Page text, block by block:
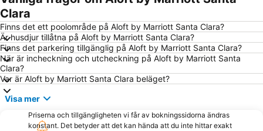
Clara
Finns det ett poolområde på Aloft by Marriott Santa Clara?
Är husdjur tillåtna på Aloft by Marriott Santa Clara?
Finns det parkering tillgänglig på Aloft by Marriott Santa Clara?
När är incheckning och utcheckning på Aloft by Marriott Santa
Clara?
Var är Aloft by Marriott Santa Clara beläget?
Visa mer
Priserna och tillgängligheten vi får av bokningssidorna ändras
konstant. Det betyder att det kan hända att du inte hittar exakt